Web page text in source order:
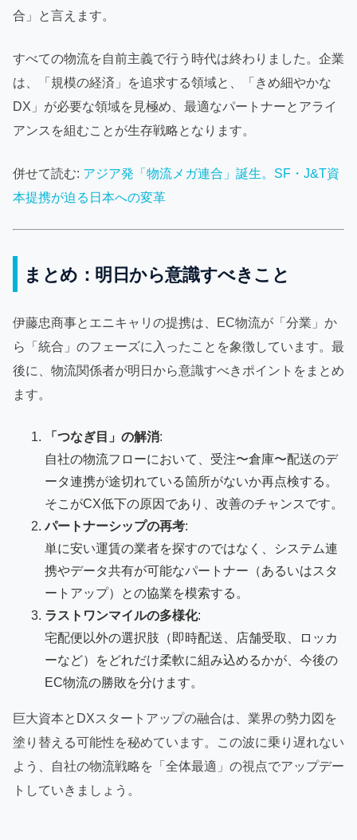
合」と言えます。
すべての物流を自前主義で行う時代は終わりました。企業
は、「規模の経済」を追求する領域と、「きめ細やかな
DX」が必要な領域を見極め、最適なパートナーとアライ
アンスを組むことが生存戦略となります。
併せて読む: アジア発「物流メガ連合」誕生。SF・J&T資
本提携が迫る日本への変革
まとめ：明日から意識すべきこと
伊藤忠商事とエニキャリの提携は、EC物流が「分業」か
ら「統合」のフェーズに入ったことを象徴しています。最
後に、物流関係者が明日から意識すべきポイントをまとめ
ます。
「つなぎ目」の解消:
自社の物流フローにおいて、受注〜倉庫〜配送のデ
ータ連携が途切れている箇所がないか再点検する。
そこがCX低下の原因であり、改善のチャンスです。
パートナーシップの再考:
単に安い運賃の業者を探すのではなく、システム連
携やデータ共有が可能なパートナー（あるいはスタ
ートアップ）との協業を模索する。
ラストワンマイルの多様化:
宅配便以外の選択肢（即時配送、店舗受取、ロッカ
ーなど）をどれだけ柔軟に組み込めるかが、今後の
EC物流の勝敗を分けます。
巨大資本とDXスタートアップの融合は、業界の勢力図を
塗り替える可能性を秘めています。この波に乗り遅れない
よう、自社の物流戦略を「全体最適」の視点でアップデー
トしていきましょう。